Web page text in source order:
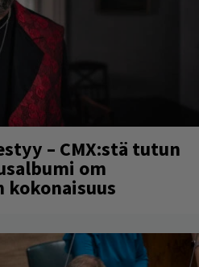
– CMX:stä tutun
om